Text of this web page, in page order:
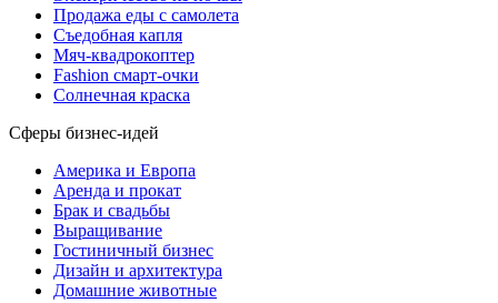
Продажа еды с самолета
Съедобная капля
Мяч-квадрокоптер
Fashion смарт-очки
Солнечная краска
Сферы бизнес-идей
Америка и Европа
Аренда и прокат
Брак и свадьбы
Выращивание
Гостиничный бизнес
Дизайн и архитектура
Домашние животные